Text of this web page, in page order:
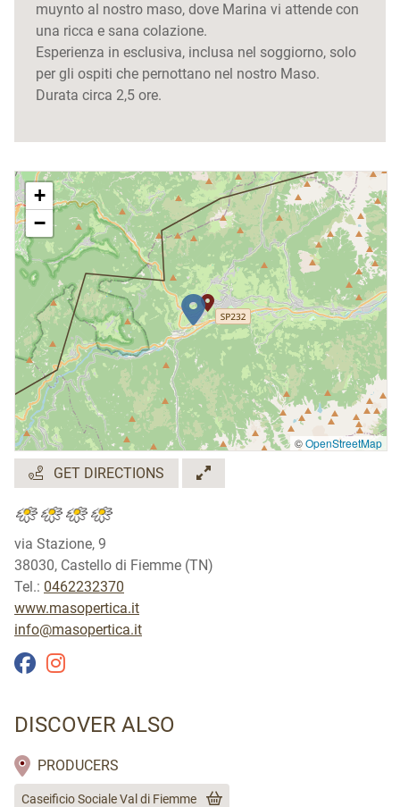
muynto al nostro maso, dove Marina vi attende con
una ricca e sana colazione.
Esperienza in esclusiva, inclusa nel soggiorno, solo
per gli ospiti che pernottano nel nostro Maso.
Durata circa 2,5 ore.
+
−
©OpenStreetMap
GET DIRECTIONS
via Stazione, 9
38030, Castello di Fiemme (TN)
Tel.: 0462232370
www.masopertica.it
info@masopertica.it
DISCOVER ALSO
PRODUCERS
Caseificio Sociale Val di Fiemme